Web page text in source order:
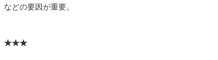
などの要因が重要。
★★★